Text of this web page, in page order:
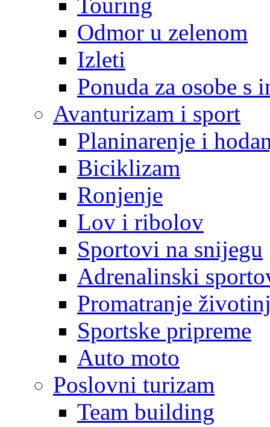
Odmor u zelenom
Izleti
Ponuda za osobe s
Avanturizam i sport
Planinarenje i
Biciklizam
Ronjenje
Lov i ribolov
Sportovi na snijegu
Adrenalinski
Promatranje
Sportske pripreme
Auto moto
Poslovni turizam
Team building